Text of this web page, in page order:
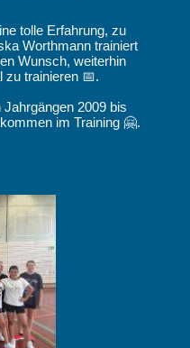
tolle Erfahrung, zu
Worthmann trainiert
Wunsch, weiterhin
zu trainieren 📅.
2009 bis
im Training 🤗.